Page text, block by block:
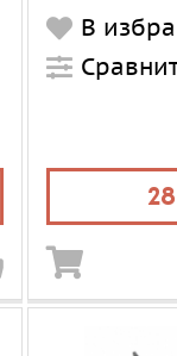
Установка
Форма
В